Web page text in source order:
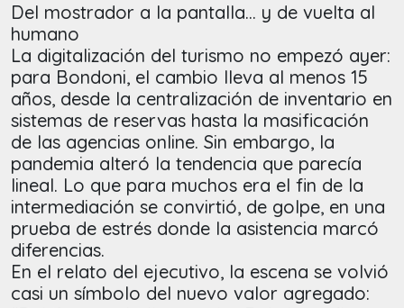
Del mostrador a la pantalla… y de vuelta al
humano
La digitalización del turismo no empezó ayer:
para Bondoni, el cambio lleva al menos 15
años, desde la centralización de inventario en
sistemas de reservas hasta la masificación
de las agencias online. Sin embargo, la
pandemia alteró la tendencia que parecía
lineal. Lo que para muchos era el fin de la
intermediación se convirtió, de golpe, en una
prueba de estrés donde la asistencia marcó
diferencias.
En el relato del ejecutivo, la escena se volvió
casi un símbolo del nuevo valor agregado: